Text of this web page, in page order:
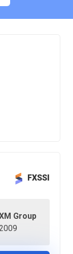
FXSSI
Group